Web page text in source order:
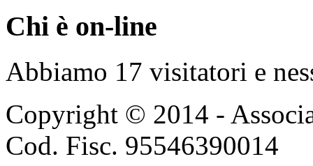
Chi è on-line
Abbiamo 17 visitatori e
Copyright © 2014 -
Cod. Fisc. 95546390014